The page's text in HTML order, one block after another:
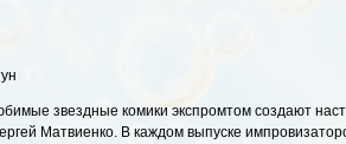
звездные комики экспромтом создают
Матвиенко. В каждом выпуске